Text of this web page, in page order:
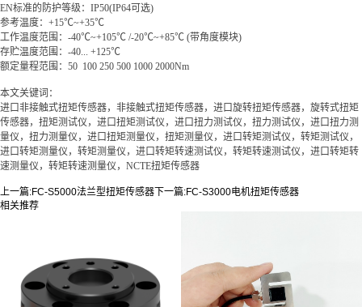
EN标准的防护等级：IP50(IP64可选)
参考温度：+15℃~+35℃
工作温度范围：-40℃~+105℃ /-20℃~+85℃ (带角度模块)
存贮温度范围：-40... +125℃
额定量程范围：50 100 250 500 1000 2000Nm
本文关键词：
进口非接触式扭矩传感器，非接触式扭矩传感器，进口旋转扭矩传感器，旋转式扭矩
传感器，扭矩测试仪，进口扭矩测试仪，进口扭力测试仪，扭力测试仪，进口扭力测
量仪，扭力测量仪，进口扭矩测量仪，扭矩测量仪，进口转矩测试仪，转矩测试仪，
进口转矩测量仪，转矩测量仪，进口转矩转速测试仪，转矩转速测试仪，进口转矩转
速测量仪，转矩转速测量仪，NCTE扭矩传感器
上一篇:FC-S5000法兰型扭矩传感器 下一篇:FC-S3000电机扭矩传感器
相关推荐